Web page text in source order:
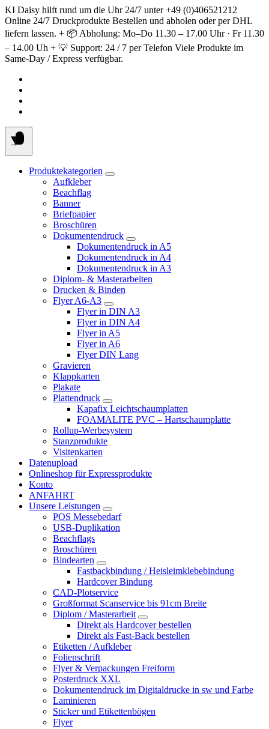
Springe
zum
Inhalt
KI Daisy hilft rund um die Uhr 24/7 unter +49 (0)406521212
Online 24/7 Druckprodukte Bestellen und abholen oder per DHL
liefern lassen. + 📦 Abholung: Mo–Do 11.30 – 17.00 Uhr · Fr 11.30
– 14.00 Uh + 💡 Support: 24 / 7 per Telefon Viele Produkte im
Same-Day / Express verfügbar.
Produktekategorien
Aufkleber
Beachflag
Banner
Briefpapier
Broschüren
Dokumentendruck
Dokumentendruck in A5
Dokumentendruck in A4
Dokumentendruck in A3
Diplom- & Masterarbeiten
Drucken & Binden
Flyer A6-A3
Flyer in DIN A3
Flyer in DIN A4
Flyer in A5
Flyer in A6
Flyer DIN Lang
Gravieren
Klappkarten
Plakate
Plattendruck
Kapafix Leichtschaumplatten
FOAMALITE PVC – Hartschaumplatte
Rollup-Werbesystem
Stanzprodukte
Visitenkarten
Datenupload
Onlineshop für Expressprodukte
Konto
ANFAHRT
Unsere Leistungen
POS Messebedarf
USB-Duplikation
Beachflags
Broschüren
Bindearten
Fastbackbindung / Heisleimklebebindung
Hardcover Bindung
CAD-Plotservice
Großformat Scanservice bis 91cm Breite
Diplom / Masterarbeit
Direkt als Hardcover bestellen
Direkt als Fast-Back bestellen
Etiketten / Aufkleber
Folienschrift
Flyer & Verpackungen Freiform
Posterdruck XXL
Dokumentendruck im Digitaldrucke in sw und Farbe
Laminieren
Sticker und Etikettenbögen
Flyer